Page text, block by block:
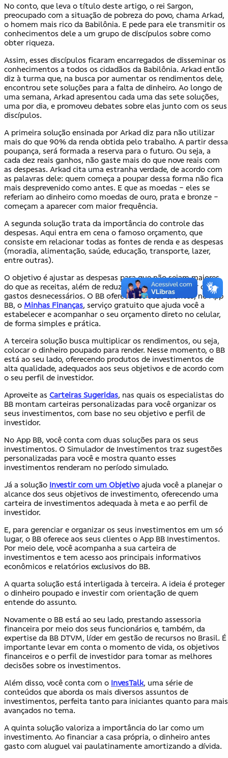
No conto, que leva o título deste artigo, o rei Sargon,
preocupado com a situação de pobreza do povo, chama Arkad,
o homem mais rico da Babilônia. E pede para ele transmitir os
conhecimentos dele a um grupo de discípulos sobre como
obter riqueza.
Assim, esses discípulos ficaram encarregados de disseminar os
conhecimentos a todos os cidadãos da Babilônia. Arkad então
diz à turma que, na busca por aumentar os rendimentos dele,
encontrou sete soluções para a falta de dinheiro. Ao longo de
uma semana, Arkad apresentou cada uma das sete soluções,
uma por dia, e promoveu debates sobre elas junto com os seus
discípulos.
A primeira solução ensinada por Arkad diz para não utilizar
mais do que 90% da renda obtida pelo trabalho. A partir dessa
poupança, será formada a reserva para o futuro. Ou seja, a
cada dez reais ganhos, não gaste mais do que nove reais com
as despesas. Arkad cita uma estranha verdade, de acordo com
as palavras dele: quem começa a poupar dessa forma não fica
mais desprevenido como antes. E que as moedas − eles se
referiam ao dinheiro como moedas de ouro, prata e bronze −
começam a aparecer com maior frequência.
A segunda solução trata da importância do controle das
despesas. Aqui entra em cena o famoso orçamento, que
consiste em relacionar todas as fontes de renda e as despesas
(moradia, alimentação, saúde, educação, transporte, lazer,
entre outras).
O objetivo é ajustar as despesas para que não sejam maiores
do que as receitas, além de reduzir ou mesmo eliminar os
gastos desnecessários. O BB oferece aos seus clientes, no App
BB, o Minhas Finanças, serviço gratuito que ajuda você a
estabelecer e acompanhar o seu orçamento direto no celular,
de forma simples e prática.
A terceira solução busca multiplicar os rendimentos, ou seja,
colocar o dinheiro poupado para render. Nesse momento, o BB
está ao seu lado, oferecendo produtos de investimentos de
alta qualidade, adequados aos seus objetivos e de acordo com
o seu perfil de investidor.
Aproveite as Carteiras Sugeridas, nas quais os especialistas do
BB montam carteiras personalizadas para você organizar os
seus investimentos, com base no seu objetivo e perfil de
investidor.
No App BB, você conta com duas soluções para os seus
investimentos. O Simulador de Investimentos traz sugestões
personalizadas para você e mostra quanto esses
investimentos renderam no período simulado.
Já a solução Investir com um Objetivoajuda você a planejar o
alcance dos seus objetivos de investimento, oferecendo uma
carteira de investimentos adequada à meta e ao perfil de
investidor.
E, para gerenciar e organizar os seus investimentos em um só
lugar, o BB oferece aos seus clientes o App BB Investimentos.
Por meio dele, você acompanha a sua carteira de
investimentos e tem acesso aos principais informativos
econômicos e relatórios exclusivos do BB.
A quarta solução está interligada à terceira. A ideia é proteger
o dinheiro poupado e investir com orientação de quem
entende do assunto.
Novamente o BB está ao seu lado, prestando assessoria
financeira por meio dos seus funcionários e, também, da
expertise da BB DTVM, líder em gestão de recursos no Brasil. É
importante levar em conta o momento de vida, os objetivos
financeiros e o perfil de investidor para tomar as melhores
decisões sobre os investimentos.
Além disso, você conta com o InvesTalk, uma série de
conteúdos que aborda os mais diversos assuntos de
investimentos, perfeita tanto para iniciantes quanto para mais
avançados no tema.
A quinta solução valoriza a importância do lar como um
investimento. Ao financiar a casa própria, o dinheiro antes
gasto com aluguel vai paulatinamente amortizando a dívida.